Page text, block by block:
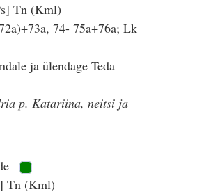
Tn (Kml)
74- 75a+76a; Lk
ja ülendage Teda
p. Katariina, neitsi ja
Tn (Kml)